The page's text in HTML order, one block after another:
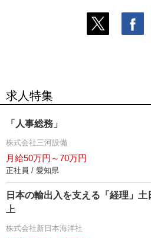
求人特集
「人事総務」
株式会社三河設備
月給50万円～70万円
正社員 / 愛知県
日本の輸出入を支える「経理」
上
株式会社新日本海洋社